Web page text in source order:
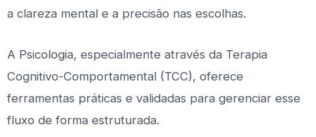
a clareza mental e a precisão nas escolhas.
A Psicologia, especialmente através da Terapia
Cognitivo-Comportamental (TCC), oferece
ferramentas práticas e validadas para gerenciar esse
fluxo de forma estruturada.